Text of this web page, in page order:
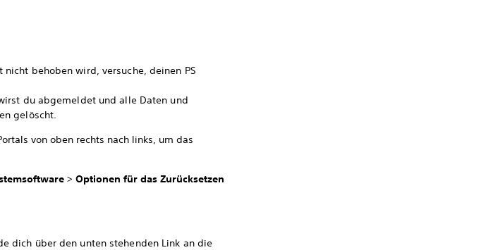
behoben wird, versuche, deinen PS
du abgemeldet und alle Daten und
gelöscht.
von oben rechts nach links, um das
>Optionen für das Zurücksetzen
dich über den unten stehenden Link an die